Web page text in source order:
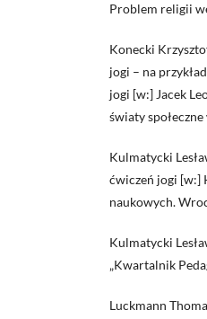
Problem religii
Konecki
jogi – na
jogi [w:] Jacek
światy
Kulmatycki
ćwiczeń jogi [w:]
naukowych.
Kulmatycki
„Kwartalnik
Luckmann